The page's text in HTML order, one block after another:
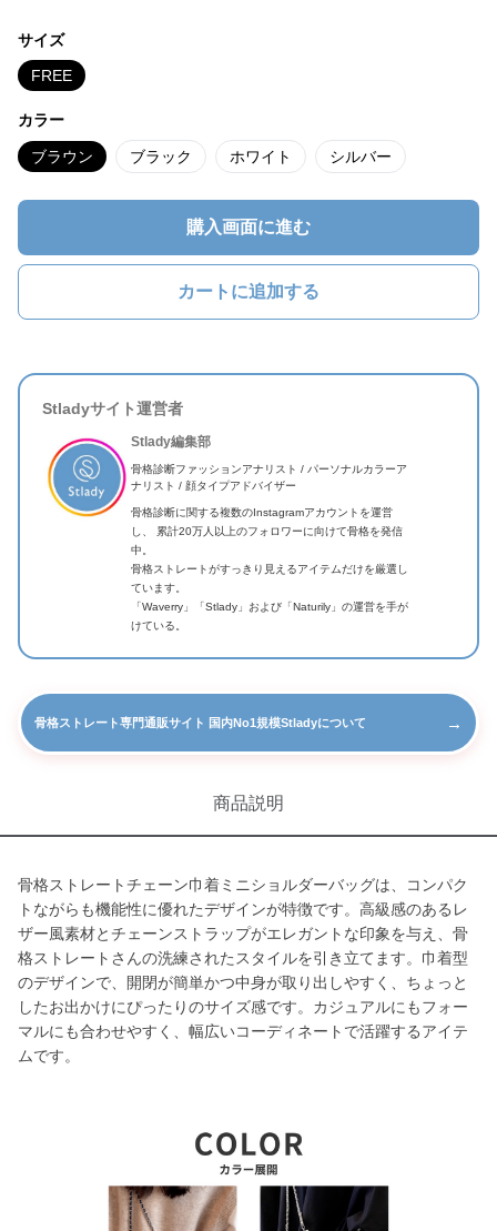
サイズ
FREE
カラー
ブラウン ブラック ホワイト シルバー
購入画面に進む
カートに追加する
Stladyサイト運営者
Stlady編集部
骨格診断ファッションアナリスト / パーソナルカラーア
ナリスト / 顔タイプアドバイザー
骨格診断に関する複数のInstagramアカウントを運営
し、 累計20万人以上のフォロワーに向けて骨格を発信
中。
骨格ストレートがすっきり見えるアイテムだけを厳選し
ています。
「Waverry」「Stlady」および「Naturily」の運営を手が
けている。
骨格ストレート専門通販サイト 国内No1規模Stladyについて →
商品説明
骨格ストレートチェーン巾着ミニショルダーバッグは、コンパク
トながらも機能性に優れたデザインが特徴です。高級感のあるレ
ザー風素材とチェーンストラップがエレガントな印象を与え、骨
格ストレートさんの洗練されたスタイルを引き立てます。巾着型
のデザインで、開閉が簡単かつ中身が取り出しやすく、ちょっと
したお出かけにぴったりのサイズ感です。カジュアルにもフォー
マルにも合わせやすく、幅広いコーディネートで活躍するアイテ
ムです。